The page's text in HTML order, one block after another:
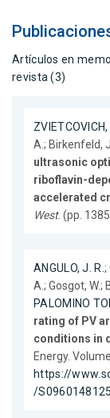
Artículos en
revista (3)
ZVIETCOVICH,
A.; Birkenfeld,
ultrasonic
riboflavin-
accelerated
West. (pp.
ANGULO, J. R. ;
A.; Gosgot, W.;
PALOMINO
rating of PV
conditions in
Energy.
https://
/